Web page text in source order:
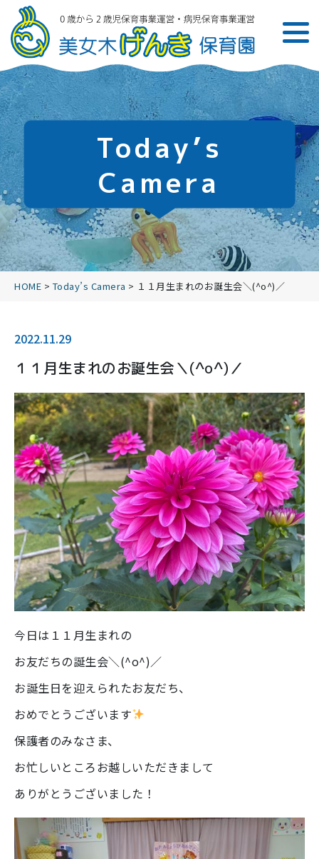
Today’s
Camera
HOME > Today’s Camera > １１月生まれのお誕生会＼(^o^)／
2022.11.29
１１月生まれのお誕生会＼(^o^)／
今日は１１月生まれの
お友だちの誕生会＼(^o^)／
お誕生日を迎えられたお友だち、
おめでとうございます
保護者のみなさま、
お忙しいところお越しいただきまして
ありがとうございました！